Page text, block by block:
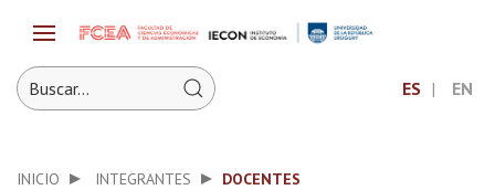
ES EN
INICIO INTEGRANTES DOCENTES